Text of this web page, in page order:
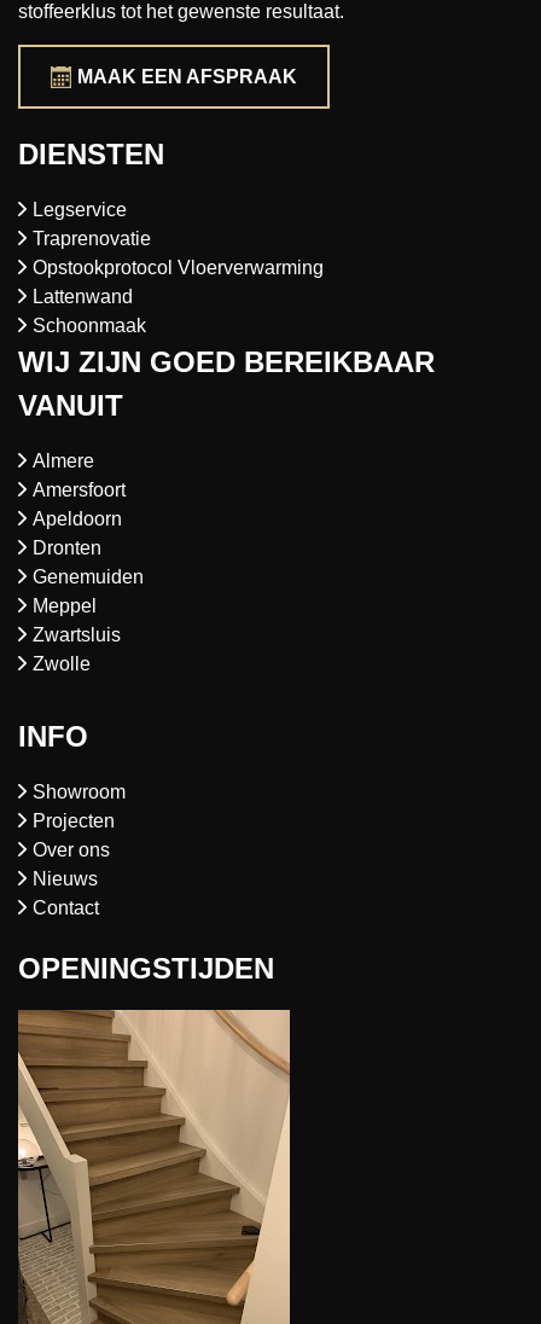
stoffeerklus tot het gewenste resultaat.
MAAK EEN AFSPRAAK
DIENSTEN
Legservice
Traprenovatie
Opstookprotocol Vloerverwarming
Lattenwand
Schoonmaak
WIJ ZIJN GOED BEREIKBAAR
VANUIT
Almere
Amersfoort
Apeldoorn
Dronten
Genemuiden
Meppel
Zwartsluis
Zwolle
INFO
Showroom
Projecten
Over ons
Nieuws
Contact
OPENINGSTIJDEN